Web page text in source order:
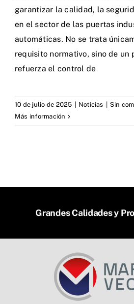
garantizar la calidad, la
en el sector de las puertas
automáticas. No se trata
requisito normativo, sino de un
refuerza el control de
10 de julio de 2025 Noticias
Sin
Más información
Grandes Calidades y